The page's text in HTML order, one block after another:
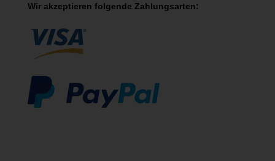
Wir akzeptieren folgende Zahlungsarten: